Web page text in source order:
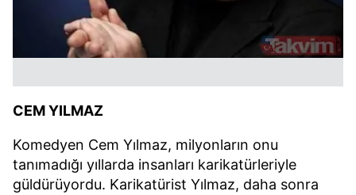
CEM YILMAZ
Komedyen Cem Yılmaz, milyonların onu
tanımadığı yıllarda insanları karikatürleriyle
güldürüyordu. Karikatürist Yılmaz, daha sonra